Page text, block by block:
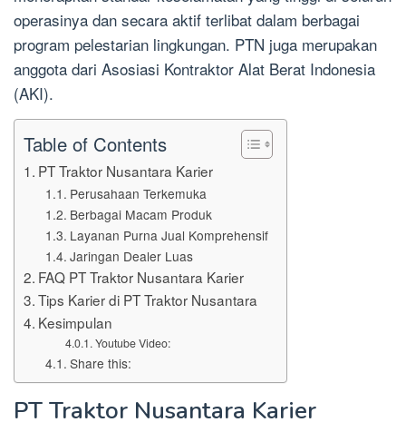
operasinya dan secara aktif terlibat dalam berbagai
program pelestarian lingkungan. PTN juga merupakan
anggota dari Asosiasi Kontraktor Alat Berat Indonesia
(AKI).
Table of Contents
PT Traktor Nusantara Karier
Perusahaan Terkemuka
Berbagai Macam Produk
Layanan Purna Jual Komprehensif
Jaringan Dealer Luas
FAQ PT Traktor Nusantara Karier
Tips Karier di PT Traktor Nusantara
Kesimpulan
Youtube Video:
Share this:
PT Traktor Nusantara Karier